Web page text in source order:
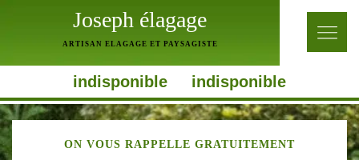
Joseph élagage
ARTISAN ELAGAGE ET PAYSAGISTE
indisponible indisponible
ON VOUS RAPPELLE GRATUITEMENT